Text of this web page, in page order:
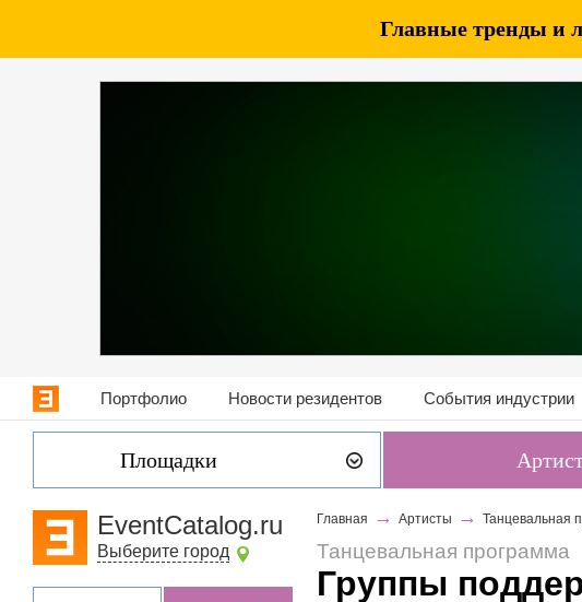
Главные тренды и
Портфолио Новости резидентов События индустрии
Площадки
EventCatalog.ru
Выберите город
Главная → Артисты → Танцевальная
Танцевальная программа
Группы